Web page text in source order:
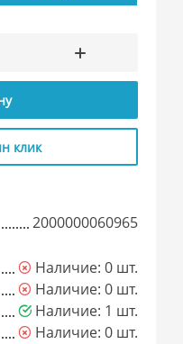
клик
2000000060965
Наличие: 0 шт.
Наличие: 0 шт.
Наличие: 1 шт.
Наличие: 0 шт.